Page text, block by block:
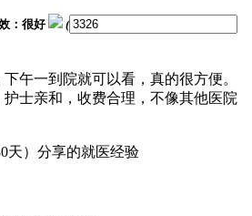
：很好
(
午一到院就可以看，真的很方便。
护士亲和，收费合理，不像其他医院
天）分享的就医经验